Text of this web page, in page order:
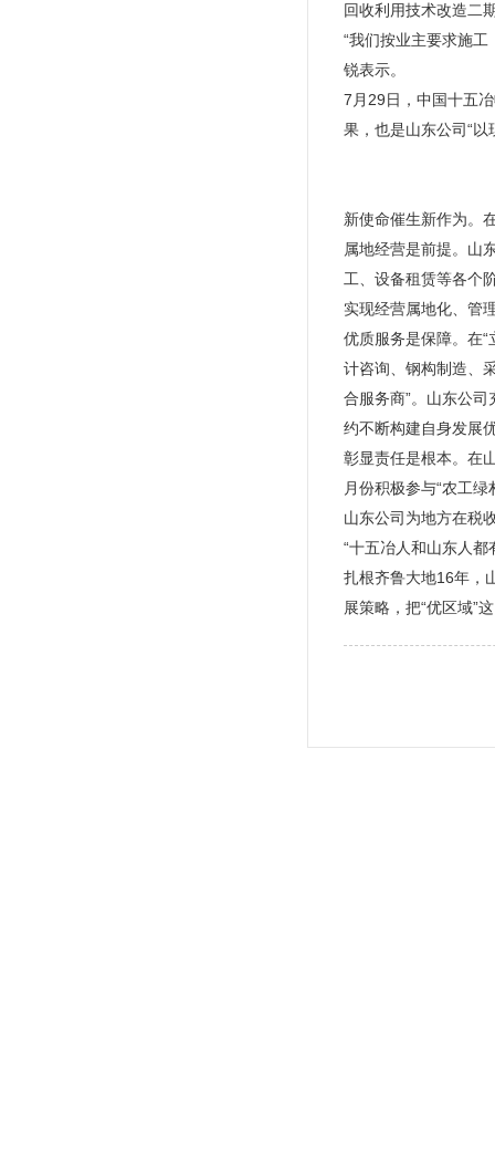
回收利用技术改造二
“我们按业主要求施
锐表示。
7月29日，中国十五
果，也是山东公司“以
新使命催生新作为。
属地经营是前提。山
工、设备租赁等各个
实现经营属地化、管
优质服务是保障。在
计咨询、钢构制造、
合服务商”。山东公
约不断构建自身发展
彰显责任是根本。在
月份积极参与“农工
山东公司为地方在税
“十五冶人和山东人
扎根齐鲁大地16年，
展策略，把“优区域”